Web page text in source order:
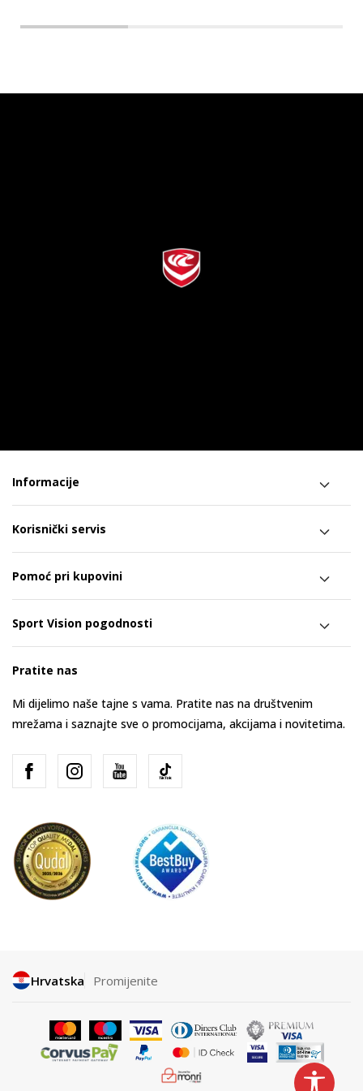
Informacije
Korisnički servis
Pomoć pri kupovini
Sport Vision pogodnosti
Pratite nas
Mi dijelimo naše tajne s vama. Pratite nas na društvenim
mrežama i saznajte sve o promocijama, akcijama i novitetima.
Hrvatska Promijenite